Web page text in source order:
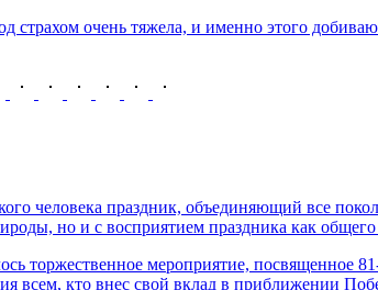
страхом очень тяжела, и именно этого
человека праздник, объединяющий все
но и с восприятием праздника как
торжественное мероприятие, посвященное
всем, кто внес свой вклад в приближении